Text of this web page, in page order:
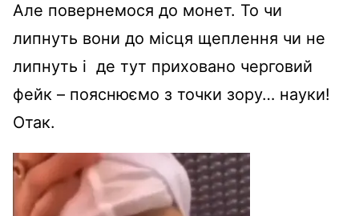
Але повернемося до монет. То чи
липнуть вони до місця щеплення чи не
липнуть і де тут приховано черговий
фейк – пояснюємо з точки зору… науки!
Отак.